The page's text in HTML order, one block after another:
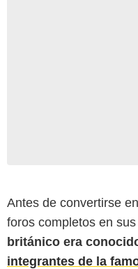
Antes de convertirse
foros completos en
británico era
integrantes de la